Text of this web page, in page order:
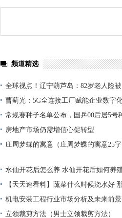
频道精选
全球视点！辽宁葫芦岛：82岁老人险
警耐心劝说化解险情
曹蓟光：5G全连接工厂赋能企业数字
常规赛种子名单公布，国乒00后居5号
占2席
房地产市场仍需增信心促转型
庄周梦蝶的寓意（庄周梦蝶的寓意25字
水仙开花后怎么养 水仙开花后如何养
【天天速看料】蔬菜什么时候浇水好
比较 好
机电安装工程行业市场分析及未来前
立领裁剪方法（男士立领裁剪方法）